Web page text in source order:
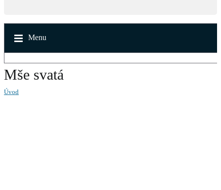
Menu
Mše svatá
Úvod